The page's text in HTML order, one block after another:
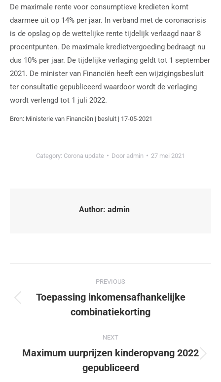
De maximale rente voor consumptieve kredieten komt
daarmee uit op 14% per jaar. In verband met de coronacrisis
is de opslag op de wettelijke rente tijdelijk verlaagd naar 8
procentpunten. De maximale kredietvergoeding bedraagt nu
dus 10% per jaar. De tijdelijke verlaging geldt tot 1 september
2021. De minister van Financiën heeft een wijzigingsbesluit
ter consultatie gepubliceerd waardoor wordt de verlaging
wordt verlengd tot 1 juli 2022.
Bron: Ministerie van Financiën | besluit | 17-05-2021
Category: Corona update Door admin 27 mei 2021
Author: admin
PREVIOUS
Toepassing inkomensafhankelijke
combinatiekorting
NEXT
Maximum uurprijzen kinderopvang 2022
gepubliceerd